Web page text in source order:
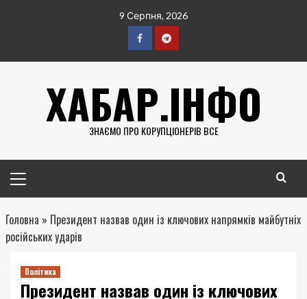
9 Серпня, 2026
FacebookTelegram
ХАБАР.ІНФО
ЗНАЄМО ПРО КОРУПЦІОНЕРІВ ВСЕ
меню
Головна » Президент назвав один із ключових напрямків майбутніх
російських ударів
Політика
Президент назвав один із ключових